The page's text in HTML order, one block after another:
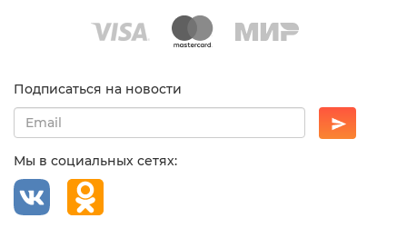
Подписаться на новости
Мы в социальных сетях: